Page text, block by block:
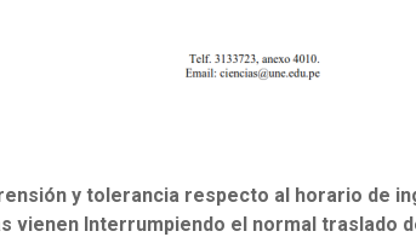
y tolerancia respecto al horario de
vienen Interrumpiendo el normal traslado